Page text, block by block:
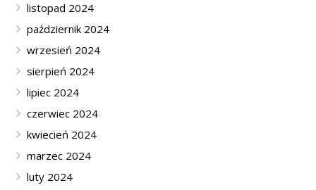
listopad 2024
październik 2024
wrzesień 2024
sierpień 2024
lipiec 2024
czerwiec 2024
kwiecień 2024
marzec 2024
luty 2024